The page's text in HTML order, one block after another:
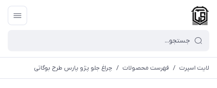
لایت اسپرت / فهرست محصولات / چراغ جلو پژو پارس طرح بوگاتی